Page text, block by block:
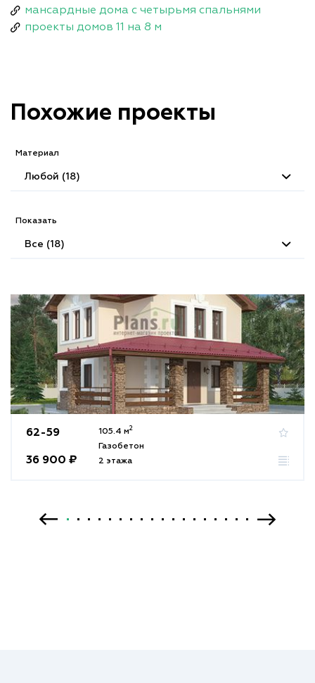
мансардные дома с четырьмя спальнями
проекты домов 11 на 8 м
Похожие проекты
Материал
Любой (18)
Показать
Все (18)
62-59
36 900 ₽
105.4 м2
Газобетон
2 этажа